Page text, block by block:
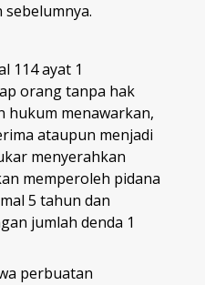
114 ayat 1
orang tanpa hak
hukum menawarkan,
ataupun menjadi
menyerahkan
memperoleh pidana
5 tahun dan
jumlah denda 1
perbuatan